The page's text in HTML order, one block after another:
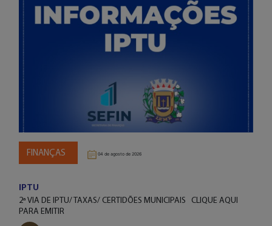
FINANÇAS 04 de agosto de 2026
IPTU
2ª VIA DE IPTU/ TAXAS/ CERTIDÕES MUNICIPAIS CLIQUE AQUI
PARA EMITIR